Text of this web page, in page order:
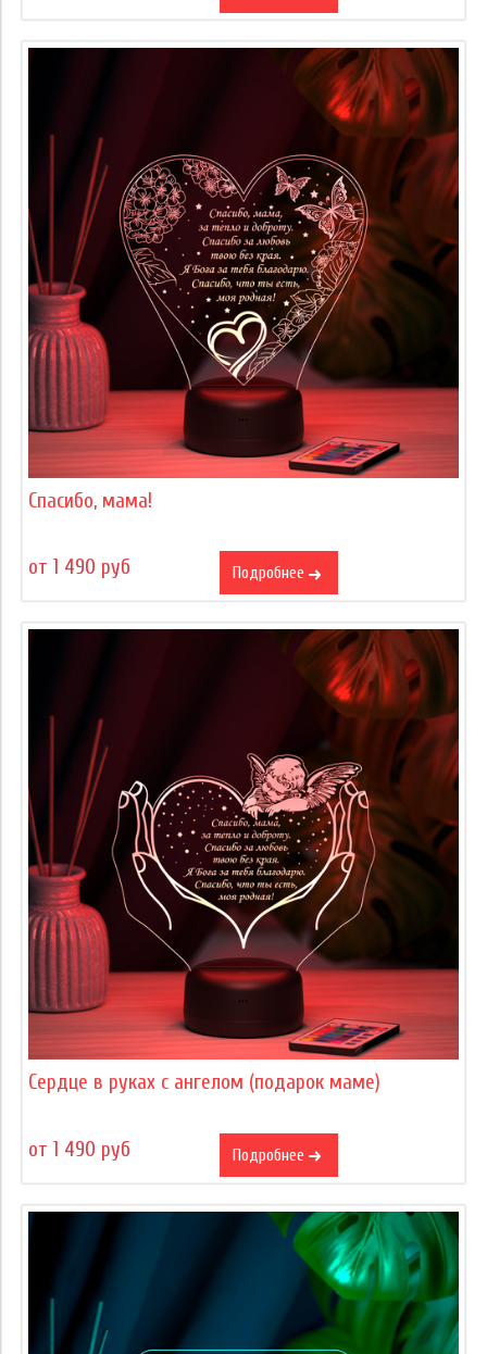
Спасибо, мама!
от 1 490 руб Подробнее
Сердце в руках с ангелом (подарок маме)
от 1 490 руб Подробнее